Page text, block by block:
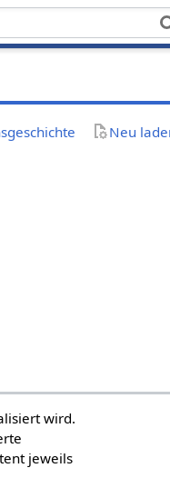
Neu
wird.
jeweils